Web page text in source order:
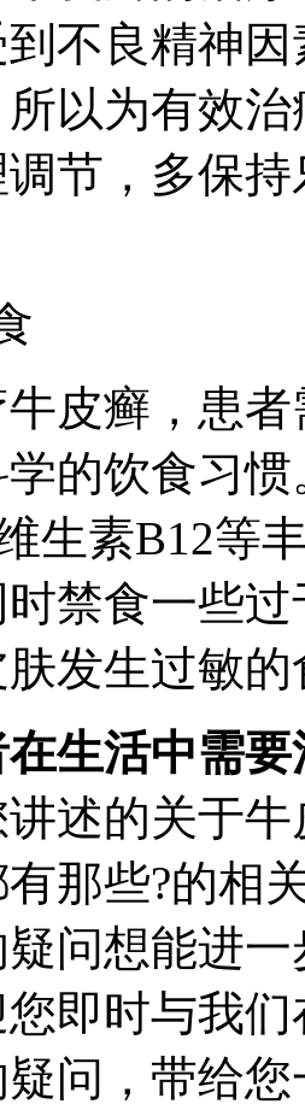
不良精神
以为有效
节，多保
皮癣，患
的饮食习
生素B12等
禁食一些
发生过敏的
生活中需要
述的关于
那些?的相
问想能进
即时与我
问，带给